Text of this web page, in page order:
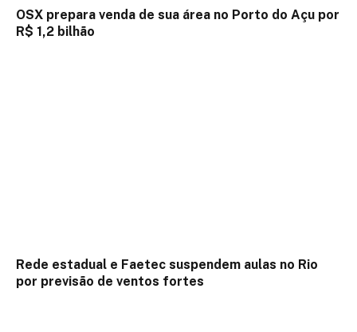
OSX prepara venda de sua área no Porto do Açu por
R$ 1,2 bilhão
Rede estadual e Faetec suspendem aulas no Rio
por previsão de ventos fortes